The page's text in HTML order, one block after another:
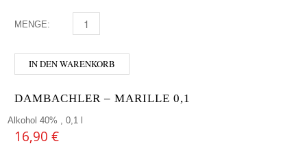
MENGE: DIPLOMATICO 0,35 MENGE
IN DEN WARENKORB
DAMBACHLER – MARILLE 0,1
Alkohol 40% , 0,1 l
16,90 €